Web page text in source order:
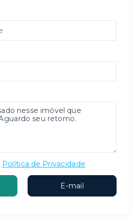
Política de Privacidade
E-mail